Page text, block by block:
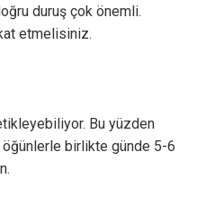
duruş çok önemli.
etmelisiniz.
Bu yüzden
birlikte günde 5-6